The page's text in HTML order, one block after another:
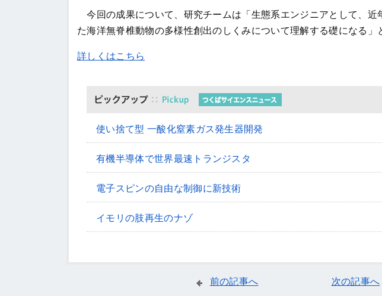
今回の成果について、研究チームは「生態系エンジニアとして、近
た海洋無脊椎動物の多様性創出のしくみについて理解する礎になる」
詳しくはこちら
使い捨て型 一酸化窒素ガス発生器開発
有機半導体で世界最速トランジスタ
電子スピンの自由な制御に新技術
イモリの肢再生のナゾ
前の記事へ 次の記事へ